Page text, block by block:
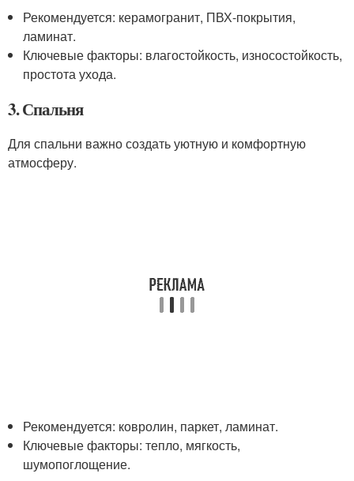
Рекомендуется: керамогранит, ПВХ-покрытия,
ламинат.
Ключевые факторы: влагостойкость, износостойкость,
простота ухода.
3. Спальня
Для спальни важно создать уютную и комфортную
атмосферу.
Рекомендуется: ковролин, паркет, ламинат.
Ключевые факторы: тепло, мягкость,
шумопоглощение.